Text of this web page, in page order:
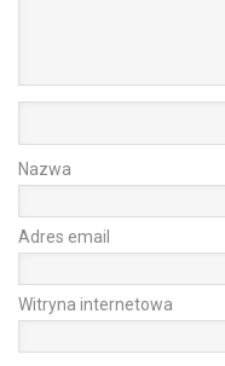
Nazwa
Adres email
Witryna internetowa